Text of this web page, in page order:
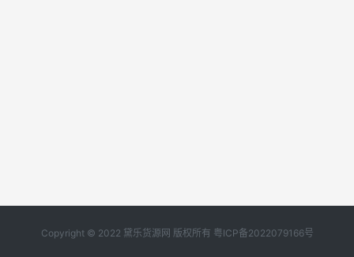
Copyright © 2022 黛乐货源网 版权所有 粤ICP备2022079166号